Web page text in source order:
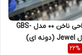
قلم طراحی ناخن 00 مدل GBS-
22%